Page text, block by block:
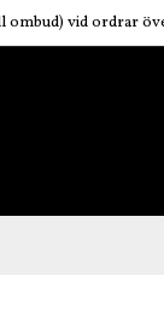
ombud) vid ordrar